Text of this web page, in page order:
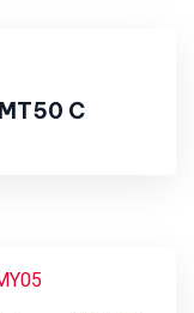
C